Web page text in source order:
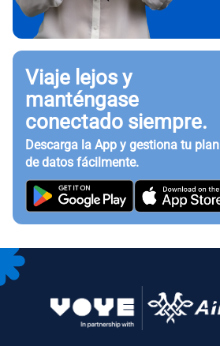
Viaje lejos y
manténgase
conectado siempre.
Descarga la App y gestiona tu plan
de datos fácilmente.